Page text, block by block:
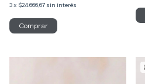
3x $24.666,67 sin interés